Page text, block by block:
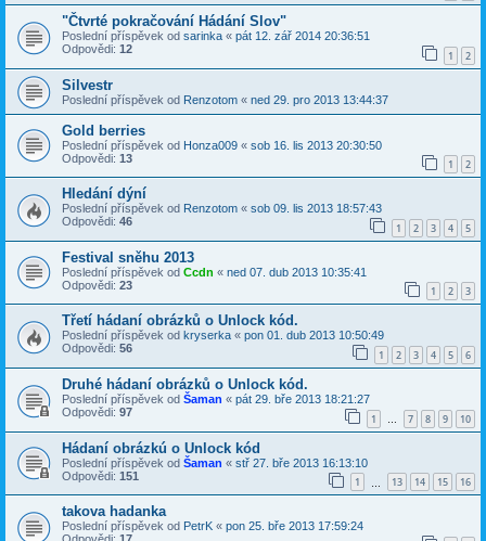
"Čtvrté pokračování Hádání Slov"
Poslední příspěvek od sarinka « pát 12. zář 2014 20:36:51
Odpovědi: 12 1 2
Silvestr
Poslední příspěvek od Renzotom « ned 29. pro 2013 13:44:37
Gold berries
Poslední příspěvek od Honza009 « sob 16. lis 2013 20:30:50
Odpovědi: 13 1 2
Hledání dýní
Poslední příspěvek od Renzotom « sob 09. lis 2013 18:57:43
Odpovědi: 46 1 2 3 4 5
Festival sněhu 2013
Poslední příspěvek od Ccdn « ned 07. dub 2013 10:35:41
Odpovědi: 23 1 2 3
Třetí hádaní obrázků o Unlock kód.
Poslední příspěvek od kryserka « pon 01. dub 2013 10:50:49
Odpovědi: 56 1 2 3 4 5 6
Druhé hádaní obrázků o Unlock kód.
Poslední příspěvek od Šaman « pát 29. bře 2013 18:21:27
Odpovědi: 97 1 … 7 8 9 10
Hádaní obrázkú o Unlock kód
Poslední příspěvek od Šaman « stř 27. bře 2013 16:13:10
Odpovědi: 151 1 13 14 15 16
takova hadanka
Poslední příspěvek od PetrK « pon 25. bře 2013 17:59:24